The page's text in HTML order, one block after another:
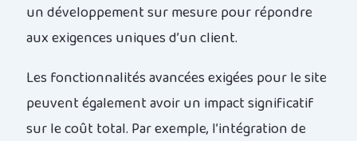
un développement sur mesure pour répondre
aux exigences uniques d’un client.
Les fonctionnalités avancées exigées pour le site
peuvent également avoir un impact significatif
sur le coût total. Par exemple, l’intégration de